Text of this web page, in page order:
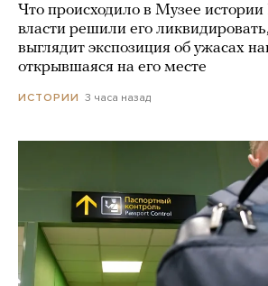
Что происходило в Музее
власти решили его
выглядит экспозиция об ужасах
открывшаяся на его месте
ИСТОРИИ 3 часа назад